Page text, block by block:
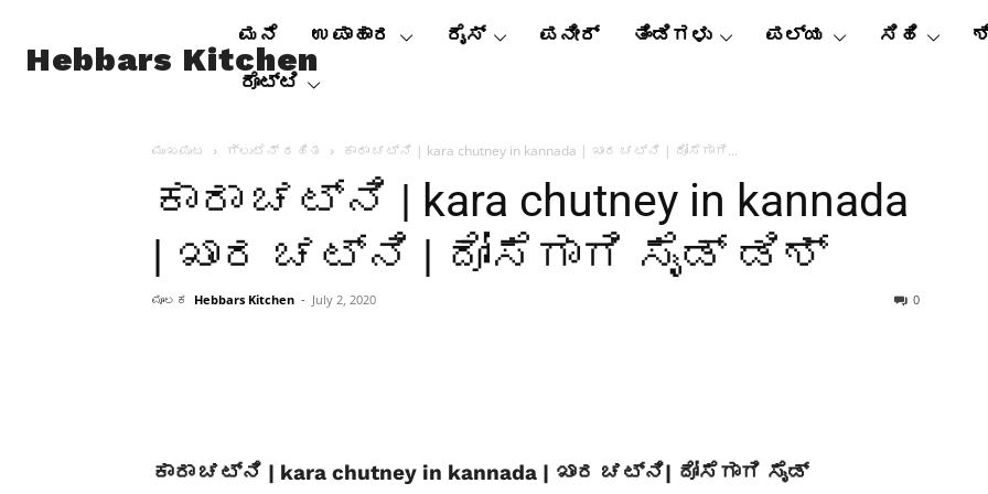
Hebbars Kitchen
ಮನೆ ಉಪಾಹಾರ ರೈಸ್ ಪನೀರ್ ತಿಂಡಿಗಳು ಪಲ್ಯ ಸಿಹಿ
ರೊಟ್ಟಿ
ಮುಖಪುಟ ಗ್ಲುಟೆನ್ ರಹಿತ ಕಾರಾ ಚಟ್ನಿ | kara chutney in kannada | ಖಾರ ಚಟ್ನಿ | ದೋಸೆಗಾಗಿ...
ಕಾರಾ ಚಟ್ನಿ | kara chutney in kannada
| ಖಾರ ಚಟ್ನಿ | ದೋಸೆಗಾಗಿ ಸೈಡ್ ಡಿಶ್
ಮೂಲಕ Hebbars Kitchen - July 2, 2020 0
ಕಾರಾ ಚಟ್ನಿ | kara chutney in kannada | ಖಾರ ಚಟ್ನಿ| ದೋಸೆಗಾಗಿ ಸೈಡ್